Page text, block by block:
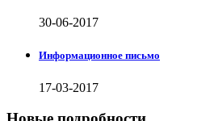
30-06-2017
Информационное письмо
17-03-2017